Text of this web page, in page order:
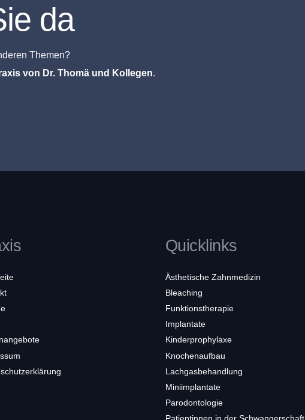
da
Themen?
von Dr. Thomä und Kollegen.
Quicklinks
Ästhetische Zahnmedizin
Bleaching
Funktionstherapie
Implantate
Kinderprophylaxe
Knochenaufbau
Lachgasbehandlung
Miniimplantate
Parodontologie